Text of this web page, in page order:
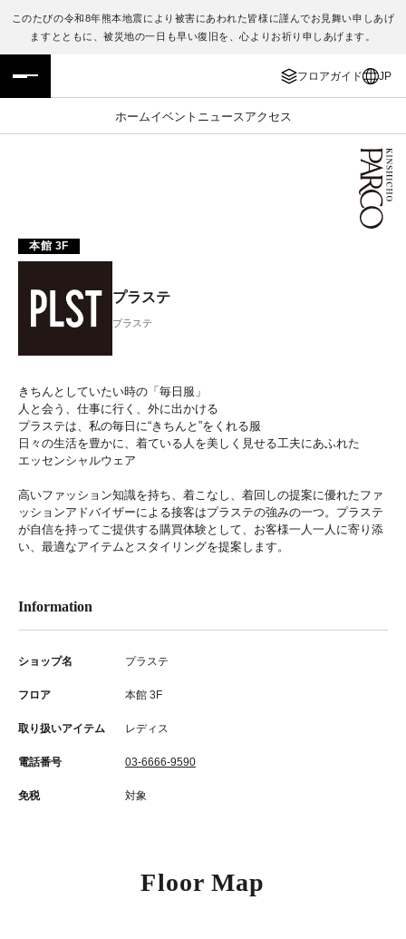
このたびの令和8年熊本地震により被害にあわれた皆様に謹んでお見舞い申しあげ
ますとともに、被災地の一日も早い復旧を、心よりお祈り申しあげます。
フロアガイド JP
ホームイベント ニュース アクセス
フロアガイド
施設案内・アクセス
ENGLISH
繁体字
本館 3F
プラステ
プラステ
きちんとしていたい時の「毎日服」
人と会う、仕事に行く、外に出かける
プラステは、私の毎日に“きちんと”をくれる服
日々の生活を豊かに、着ている人を美しく見せる工夫にあふれた
エッセンシャルウェア
高いファッション知識を持ち、着こなし、着回しの提案に優れたファ
ッションアドバイザーによる接客はプラステの強みの一つ。プラステ
が自信を持ってご提供する購買体験として、お客様一人一人に寄り添
い、最適なアイテムとスタイリングを提案します。
Information
ショップ名 プラステ
フロア 本館 3F
取り扱いアイテム レディス
電話番号 03-6666-9590
免税 対象
Floor Map